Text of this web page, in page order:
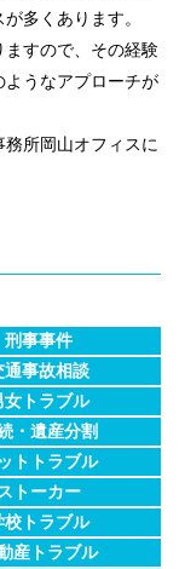
多くあります。
ますので、その経験
ようなアプローチが
務所岡山オフィスに
刑事事件
通事故相談
女トラブル
・遺産分割
トトラブル
ストーカー
校トラブル
産トラブル